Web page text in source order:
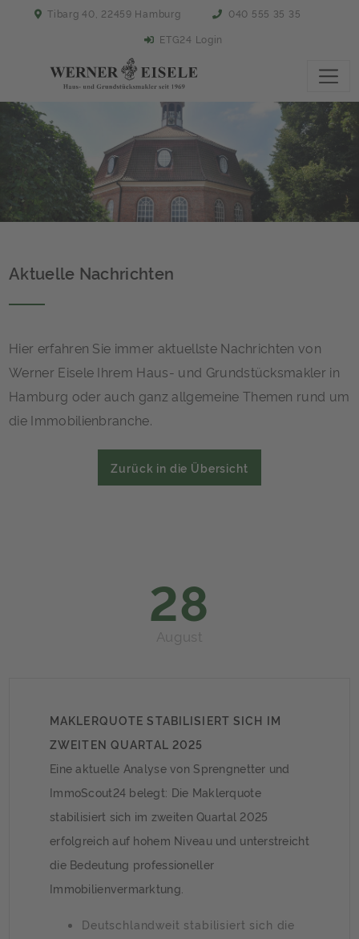
Tibarg 40, 22459 Hamburg
040 555 35 35
ETG24 Login
Aktuelle Nachrichten
Hier erfahren Sie immer aktuellste Nachrichten von
Werner Eisele Ihrem Haus- und Grundstücksmakler in
Hamburg oder auch ganz allgemeine Themen rund um
die Immobilienbranche.
Zurück in die Übersicht
28
August
MAKLERQUOTE STABILISIERT SICH IM
ZWEITEN QUARTAL 2025
Eine aktuelle Analyse von Sprengnetter und
ImmoScout24 belegt: Die Maklerquote
stabilisiert sich im zweiten Quartal 2025
erfolgreich auf hohem Niveau und unterstreicht
die Bedeutung professioneller
Immobilienvermarktung.
Deutschlandweit stabilisiert sich die